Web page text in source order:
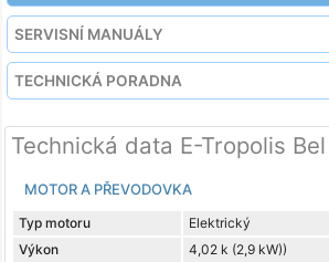
SERVISNÍ MANUÁLY
TECHNICKÁ PORADNA
Technická data E-Tropolis
MOTOR A PŘEVODOVKA
Typ motoru
Elektrický
Výkon
4,02 k (2,9 kW))